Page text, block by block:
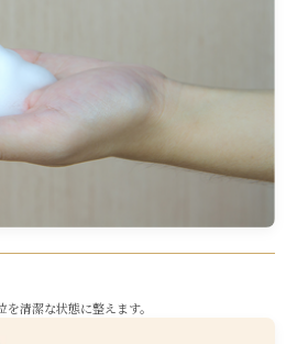
清潔な状態に整えます。